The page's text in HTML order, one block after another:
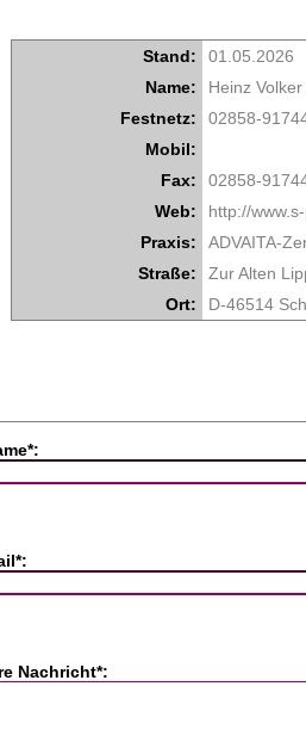
Stand:
01.05.2026
Name:
Heinz Volker
Festnetz:
02858-
Mobil:
Fax:
02858-
Web:
http://
Praxis:
ADVAITA-
Straße:
Zur Alten
Ort:
D-46514
Nachricht*: